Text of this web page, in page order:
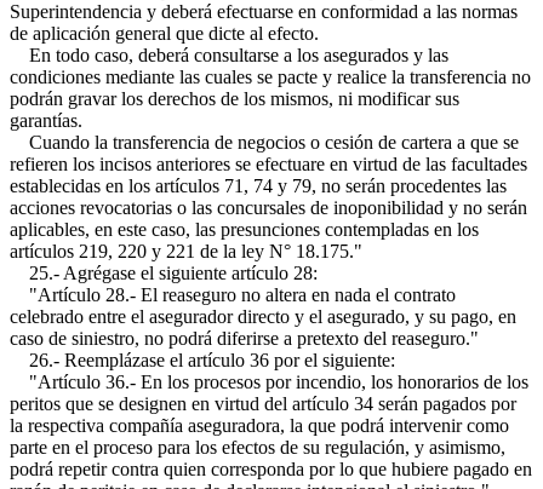
Superintendencia y deberá efectuarse en conformidad a las normas
de aplicación general que dicte al efecto.
En todo caso, deberá consultarse a los asegurados y las
condiciones mediante las cuales se pacte y realice la transferencia no
podrán gravar los derechos de los mismos, ni modificar sus
garantías.
Cuando la transferencia de negocios o cesión de cartera a que se
refieren los incisos anteriores se efectuare en virtud de las facultades
establecidas en los artículos 71, 74 y 79, no serán procedentes las
acciones revocatorias o las concursales de inoponibilidad y no serán
aplicables, en este caso, las presunciones contempladas en los
artículos 219, 220 y 221 de la ley N° 18.175."
25.- Agrégase el siguiente artículo 28:
"Artículo 28.- El reaseguro no altera en nada el contrato
celebrado entre el asegurador directo y el asegurado, y su pago, en
caso de siniestro, no podrá diferirse a pretexto del reaseguro."
26.- Reemplázase el artículo 36 por el siguiente:
"Artículo 36.- En los procesos por incendio, los honorarios de los
peritos que se designen en virtud del artículo 34 serán pagados por
la respectiva compañía aseguradora, la que podrá intervenir como
parte en el proceso para los efectos de su regulación, y asimismo,
podrá repetir contra quien corresponda por lo que hubiere pagado en